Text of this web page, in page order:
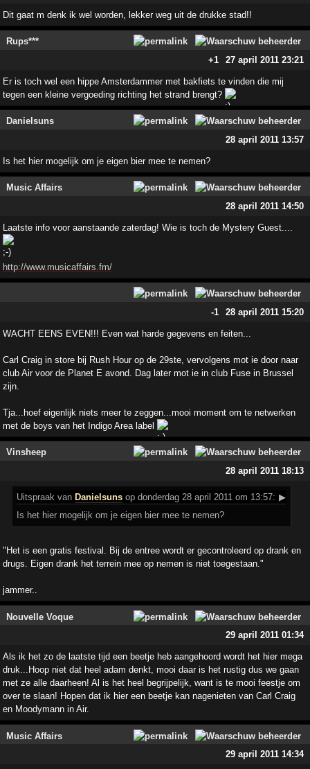
Dit gaat m denk ik wel worden, lekker weg uit de drukke stad!!
Rups***
+1
27 april 2011 23:21
Er is toch wel een hippe Amsterdammer met bakfiets te vinden die mij
tegen een kleine vergoeding richting het strand brengt?
Danielsuns
28 april 2011 13:57
Is het hier mogelijk om je eigen bier mee te nemen?
Music Affairs
28 april 2011 14:50
Laatste info voor aanstaande zaterdag! Wie is toch de Mystery Guest....
http://www.musicaffairs.fm/
-1 28 april 2011 15:20
WACHT EENS EVEN!!! Even wat harde gegevens en feiten...
Carl Craig in store bij Rush Hour op de 29ste, vervolgens mot ie door naar
club Air voor de Planet E avond. Dag later mot ie in club Fuse in Brussel
zijn.
Tja...hoef eigenlijk niets meer te zeggen...mooi moment om te netwerken
met de boys van het Indigo Area label
Vinsheep
28 april 2011 18:13
Uitspraak van Danielsuns op donderdag 28 april 2011 om 13:57: ▶
Is het hier mogelijk om je eigen bier mee te nemen?
"Het is een gratis festival. Bij de entree wordt er gecontroleerd op drank en
drugs. Eigen drank het terrein mee op nemen is niet toegestaan."
jammer..
Nouvelle Voque
29 april 2011 01:34
Als ik het zo de laatste tijd een beetje heb aangehoord wordt het hier mega
druk...Hoop niet dat heel adam denkt, mooi daar is het rustig dus we gaan
met ze alle daarheen! Al is het heel begrijpelijk, want is te mooi feestje om
over te slaan! Hopen dat ik hier een beetje kan nagenieten van Carl Craig
en Moodymann in Air.
Music Affairs
29 april 2011 14:34